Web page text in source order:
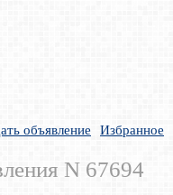
объявление Избранное
N 67694